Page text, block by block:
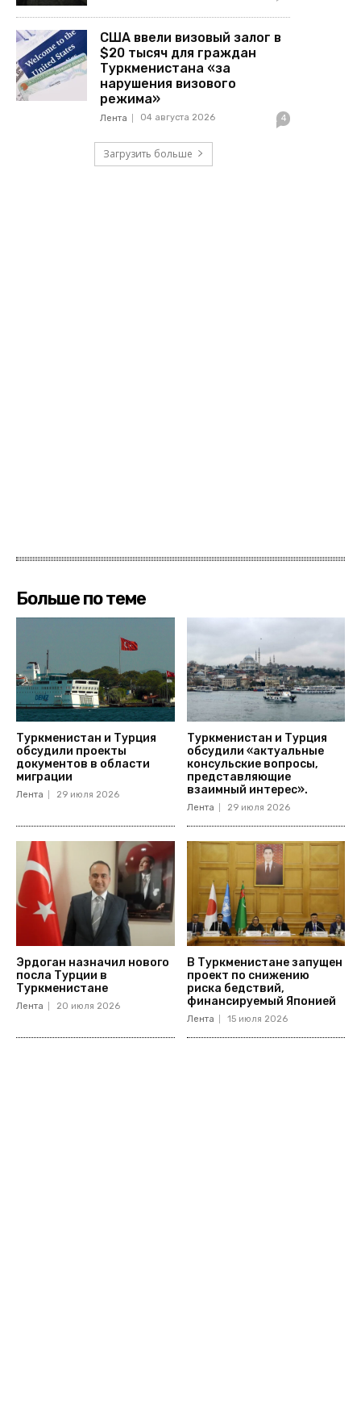
США ввели визовый залог в
$20 тысяч для граждан
Туркменистана «за
нарушения визового
режима»
Лента 04 августа 2026 4
Загрузить больше
Больше по теме
Туркменистан и Турция
обсудили проекты
документов в области
миграции
Лента 29 июля 2026
Туркменистан и Турция
обсудили «актуальные
консульские вопросы,
представляющие
взаимный интерес».
Лента 29 июля 2026
Эрдоган назначил нового
посла Турции в
Туркменистане
Лента 20 июля 2026
В Туркменистане запущен
проект по снижению
риска бедствий,
финансируемый Японией
Лента 15 июля 2026